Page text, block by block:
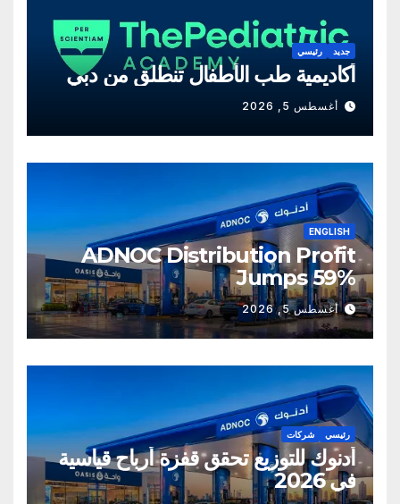
جديد رئيسي
أكاديمية طب الأطفال تنطلق من دبي
أغسطس 5, 2026
ENGLISH
ADNOC Distribution Profit
Jumps 59%
أغسطس 5, 2026
رئيسي شركات
أدنوك للتوزيع تحقق قفزة أرباح قياسية
في 2026